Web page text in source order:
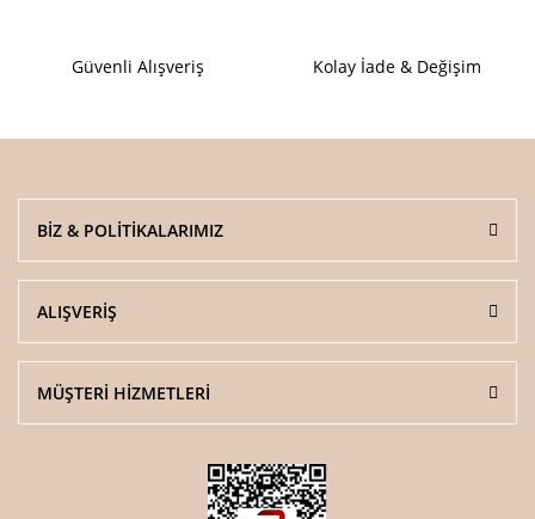
Güvenli Alışveriş Kolay İade & Değişim
BİZ & POLİTİKALARIMIZ
ALIŞVERİŞ
MÜŞTERİ HİZMETLERİ